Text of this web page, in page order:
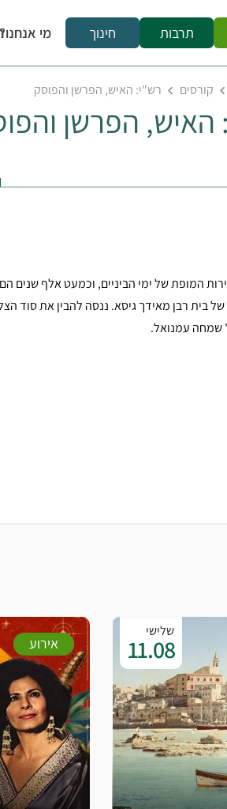
תרבות חינוך מי אנחנו?
קורסים רש"י: האיש, הפרשן והפוסק
האיש, הפרשן
המופת של ימי הביניים, וכמעט אלף שנים
בית רבן מאידך גיסא. ננסה להבין את סוד
שמחה עמנואל.
שלישי
11.08 אירוע